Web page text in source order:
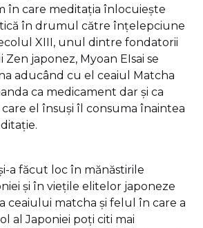
în care meditația înlocuiește
în drumul către înțelepciune
XIII, unul dintre fondatorii
japonez, Myoan EIsai se
aducând cu el ceaiul Matcha
ca medicament dar și ca
el însuși îl consuma înaintea
a făcut loc în mănăstirile
și în viețile elitelor japoneze
ceaiului matcha și felul în care a
al Japoniei poți citi mai